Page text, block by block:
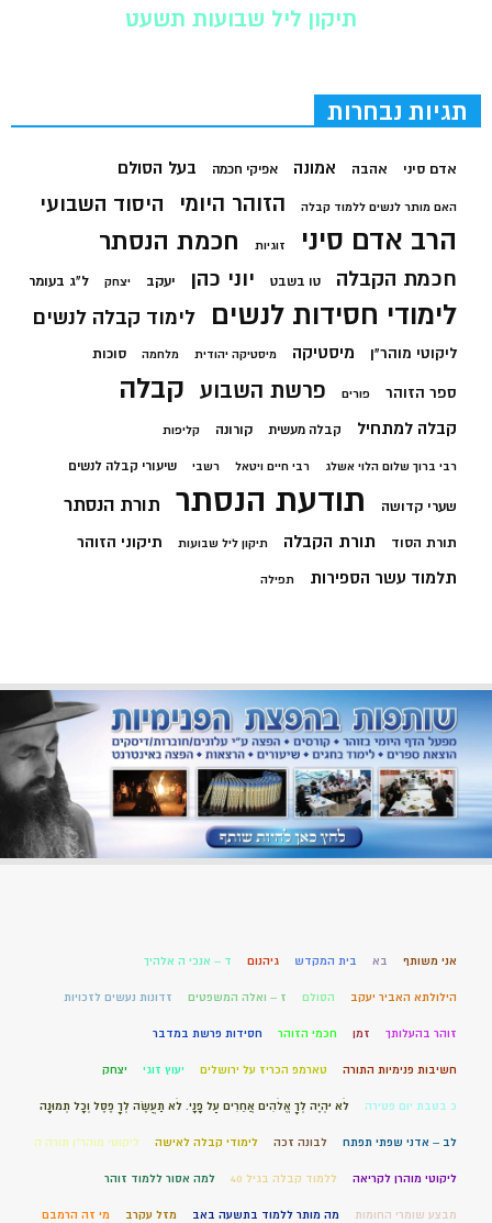
תיקון ליל שבועות תשעט
תגיות נבחרות
אדם סיני אהבה אמונה אפיקי חכמה בעל הסולם
האם מותר לנשים ללמוד קבלה הזוהר היומי היסוד השבועי
הרב אדם סיני זוגיות חכמת הנסתר
חכמת הקבלה טו בשבט יוני כהן יעקב יצחק ל"ג בעומר
לימודי חסידות לנשים לימוד קבלה לנשים
ליקוטי מוהר"ן מיסטיקה מיסטיקה יהודית מלחמה סוכות
ספר הזוהר פורים פרשת השבוע קבלה
קבלה למתחיל קבלה מעשית קורונה קליפות
רבי ברוך שלום הלוי אשלג רבי חיים ויטאל רשבי שיעורי קבלה לנשים
שערי קדושה תודעת הנסתר תורת הנסתר
תורת הסוד תורת הקבלה תיקון ליל שבועות תיקוני הזוהר
תלמוד עשר הספירות תפילה
אני משותף בא בית המקדש גיהנום ד – אנכי ה אלהיך
הילולתא האביר יעקב הסולם ז – ואלה המשפטים זדונות נעשים לזכויות
זוהר בהעלותך זמן חכמי הזוהר חסידות פרשת במדבר
חשיבות פנימיות התורה טארמפ הכריז על ירושלים יעוץ זוגי יצחק
כ בטבת יום פטירה לֹא יִהְיֶה לְךָ אֱלֹהִים אֲחֵרִים עַל פָּנָי. לֹא תַעֲשֶׂה לְךָ פֶסֶל וְכָל תְּמוּנָה
לב – אדני שפתי תפתח לבונה זכה לימודי קבלה לאישה ליקוטי מוהר"ן תורה ה
ליקוטי מוהרן לקריאה ללמוד קבלה בגיל 40 למה אסור ללמוד זוהר
מבצע שומרי החומות מה מותר ללמוד בתשעה באב מזל עקרב מי זה הרמבם